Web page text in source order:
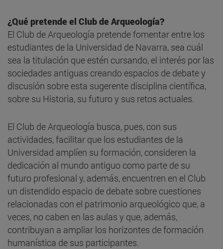
¿Qué pretende el Club de Arqueología?
El Club de Arqueología pretende fomentar entre los
estudiantes de la Universidad de Navarra, sea cuál
sea la titulación que estén cursando, el interés por las
sociedades antiguas creando espacios de debate y
discusión sobre esta sugerente disciplina científica,
sobre su Historia, su futuro y sus retos actuales.
El Club de Arqueología busca, pues, con sus
actividades, facilitar que los estudiantes de la
Universidad amplíen su formación, consideren la
dedicación al mundo antiguo como parte de su
futuro profesional y, además, encuentren en el Club
un distendido espacio de debate sobre cuestiones
relacionadas con el patrimonio arqueológico que, a
veces, no caben en las aulas y que, además,
contribuyan a ampliar los horizontes de formación
humanística de sus participantes.